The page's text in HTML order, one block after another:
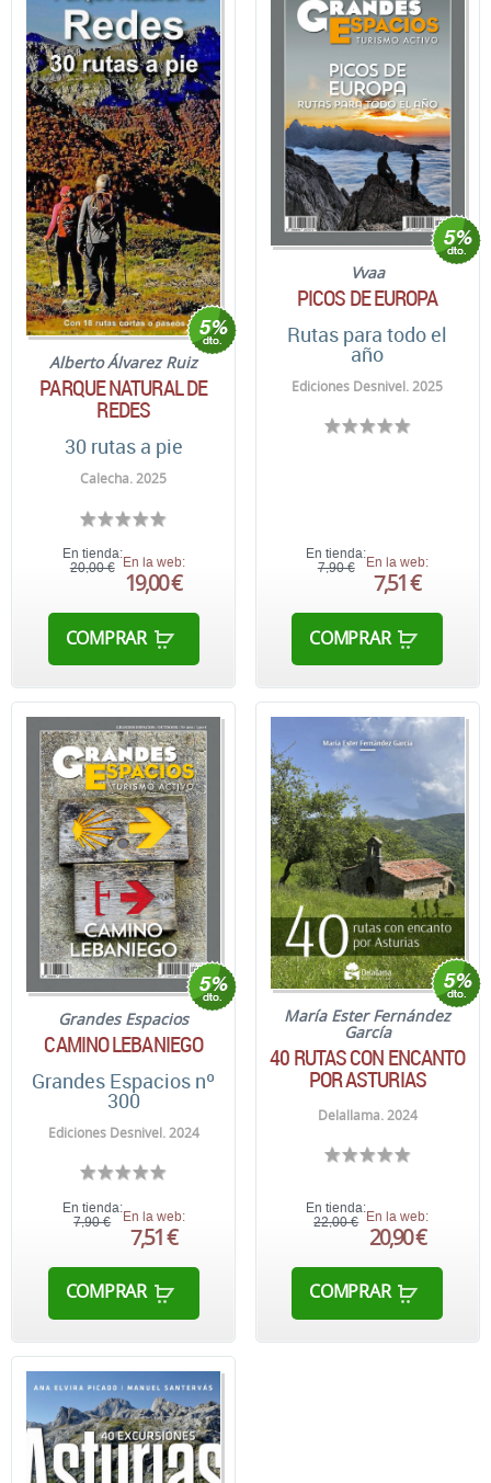
Alberto Álvarez Ruiz
PARQUE NATURAL DE
REDES
30 rutas a pie
Calecha. 2025
En tienda:
20,00 € En la web:
19,00 €
COMPRAR
Vvaa
PICOS DE EUROPA
Rutas para todo el
año
Ediciones Desnivel. 2025
En tienda:
7,90 €
En la web:
7,51 €
COMPRAR
Grandes Espacios
CAMINO LEBANIEGO
Grandes Espacios nº
300
Ediciones Desnivel. 2024
En tienda:
7,90 €
En la web:
7,51 €
COMPRAR
María Ester Fernández
García
40 RUTAS CON ENCANTO
POR ASTURIAS
Delallama. 2024
En tienda:
22,00 €
En la web:
20,90 €
COMPRAR